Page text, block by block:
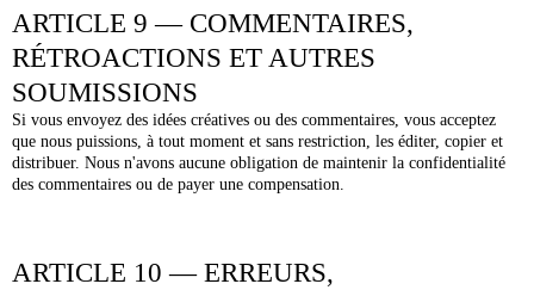
ARTICLE 9 — COMMENTAIRES,
RÉTROACTIONS ET AUTRES
SOUMISSIONS
Si vous envoyez des idées créatives ou des commentaires, vous acceptez
que nous puissions, à tout moment et sans restriction, les éditer, copier et
distribuer. Nous n'avons aucune obligation de maintenir la confidentialité
des commentaires ou de payer une compensation.
ARTICLE 10 — ERREURS,